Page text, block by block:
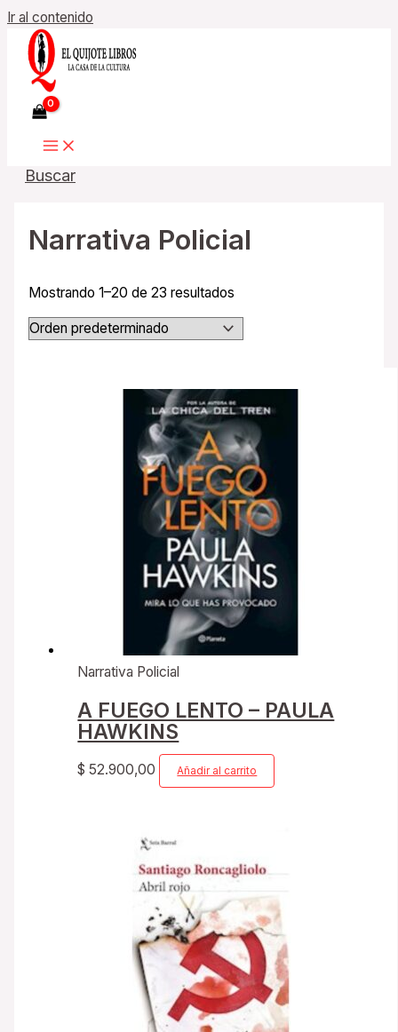
Ir al contenido
Buscar
Narrativa Policial
Mostrando 1–20 de 23 resultados
Narrativa Policial
A FUEGO LENTO – PAULA
HAWKINS
$ 52.900,00 Añadir al carrito